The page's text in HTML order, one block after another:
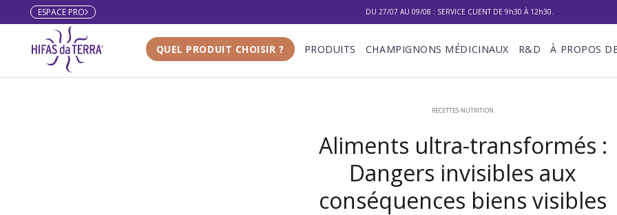
Aller au contenu
ESPACE PRO 10% DE RÉDUCTION SUR VOTRE PREMIÈRE COMMANDE
QUEL PRODUIT CHOISIR ? PRODUITS CHAMPIGNONS MÉDICINAUX R&D À PROPOS
RECETTES-NUTRITION
Aliments ultra-transformés :
Dangers invisibles aux
conséquences biens visibles